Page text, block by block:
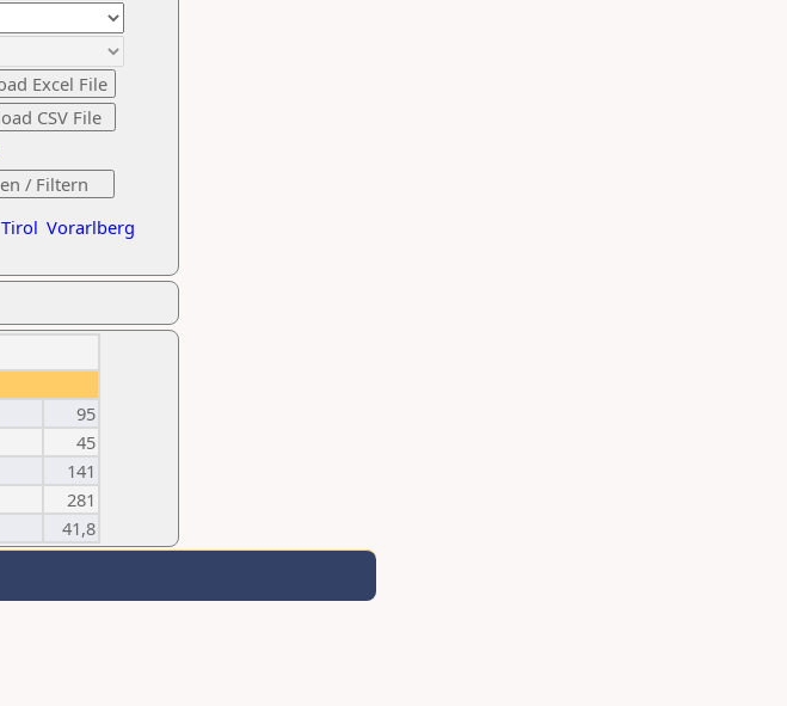
Tirol Vorarlberg
95
45
141
281
41,8